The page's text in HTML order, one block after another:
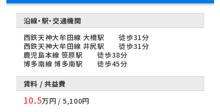
西鉄天神大牟田線 大橋駅 徒歩31分
西鉄天神大牟田線 井尻駅 徒歩31分
鹿児島本線 笹原駅 徒歩38分
博多南線 博多南駅 徒歩45分
10.5万円 / 5,100円